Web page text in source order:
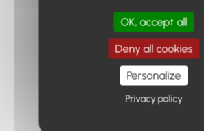
Retour à l'accueil
OK, accept all
Deny all cookies
Personalize
Privacy policy